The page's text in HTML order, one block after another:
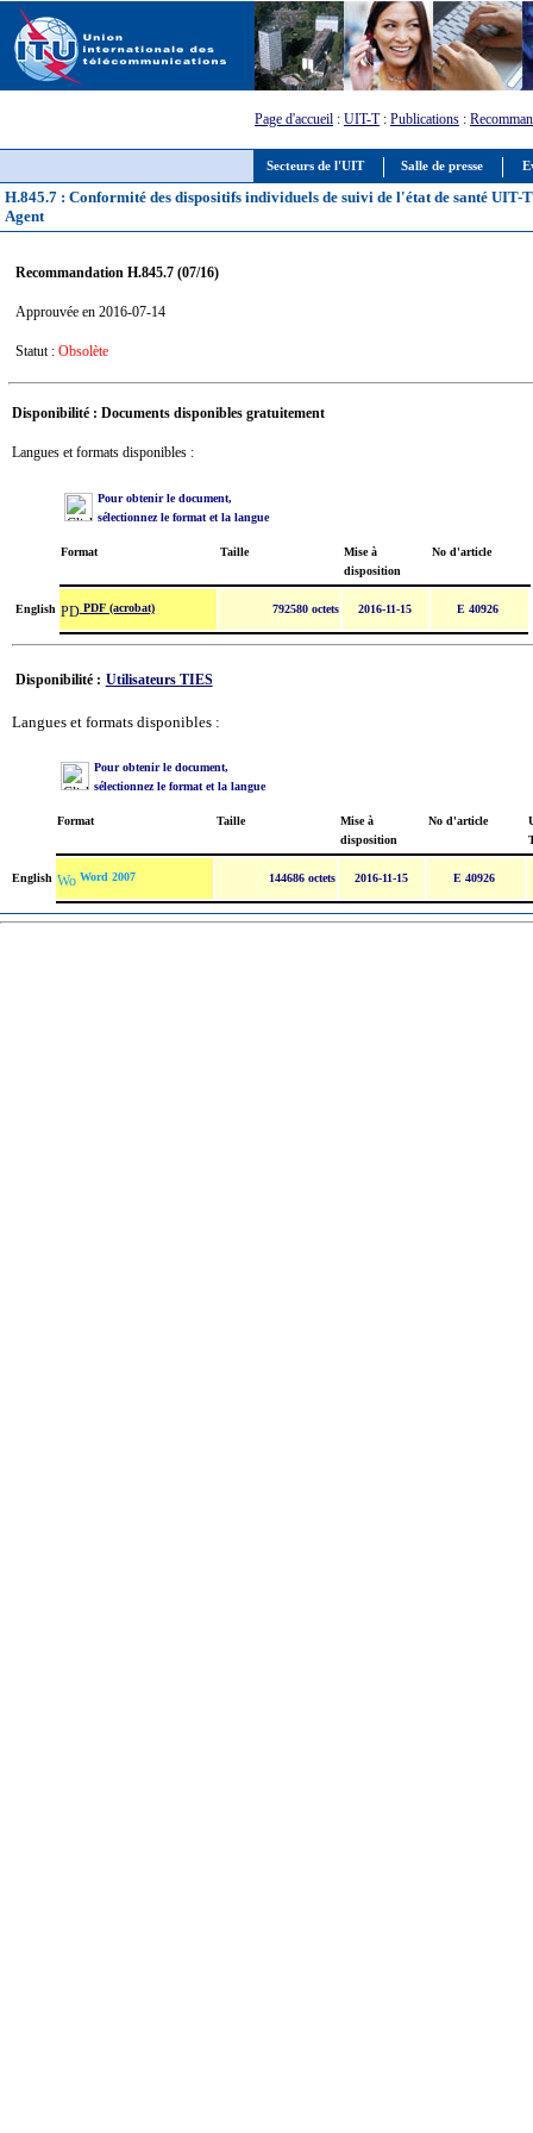
Secteurs de l'UIT Salle de presse
Page d'accueil : UIT-T: Publications :
H.845.7 : Conformité des dispositifs individuels de suivi de l'état de santé
Agent
Recommandation H.845.7 (07/16)
Approuvée en 2016-07-14
Statut : Obsolète
Disponibilité : Documents disponibles gratuitement
Langues et formats disponibles :
Pour obtenir le document,
sélectionnez le format et la langue
Format Taille
Mise à
disposition
No d'article
English PDF (acrobat) 792580 octets 2016-11-15 E 40926
Disponibilité : Utilisateurs TIES
Langues et formats disponibles :
Pour obtenir le document,
sélectionnez le format et la langue
Format Taille
Mise à
disposition
No d'article
English Word 2007 144686 octets 2016-11-15 E 40926